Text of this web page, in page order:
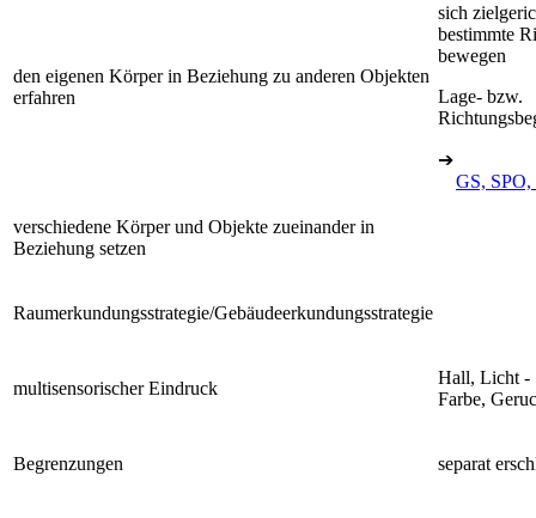
den eigenen Körper in Beziehung zu anderen Objekten
erfahren
sich
bestimmte
bewegen
Lage- bzw.
➔
GS,
verschiedene Körper und Objekte zueinander in
Beziehung setzen
Raumerkundungsstrategie/Gebäudeerkundungsstrategie
multisensorischer Eindruck
Hall, Licht -
Farbe,
Begrenzungen separat